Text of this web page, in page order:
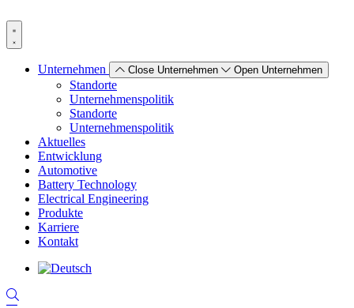
Inhalt
wechseln
Unternehmen Close Unternehmen Open Unternehmen
Standorte
Unternehmenspolitik
Standorte
Unternehmenspolitik
Aktuelles
Entwicklung
Automotive
Battery Technology
Electrical Engineering
Produkte
Karriere
Kontakt